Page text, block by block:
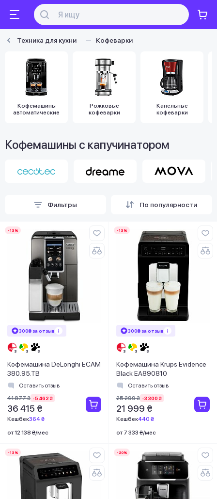
Техника для кухни Кофеварки
Кофемашины
автоматические
Рожковые
кофеварки
Капельные
кофеварки
Кофемашины с капучинатором
Фильтры По популярности
-13%
300₴ за отзыв
Кофемашина DeLonghi ECAM
380.95.TB
Оставить отзыв
41 877 ₴ -5 462 ₴
36 415 ₴
Кешбек364 ₴
от 12 138 ₴/мес
-13%
300₴ за отзыв
Кофемашина Krups Evidence
Black EA890810
Оставить отзыв
25 299 ₴ -3 300 ₴
21 999 ₴
Кешбек440 ₴
от 7 333 ₴/мес
-13% -20%